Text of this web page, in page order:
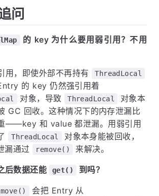
问
的 key 为什么要用弱引用？不用
用，即使外部不再持有 ThreadLocal
的 key 仍然强引用着
对象，导致 ThreadLocal
对象本
GC 回收。这种情况下的内存泄漏比
——key 和 value 都泄漏。用弱引用
ThreadLocal
对象本身能被回收，
漏通过
remove() 来解决。
后数据还能 get() 到吗？
会把 Entry 从